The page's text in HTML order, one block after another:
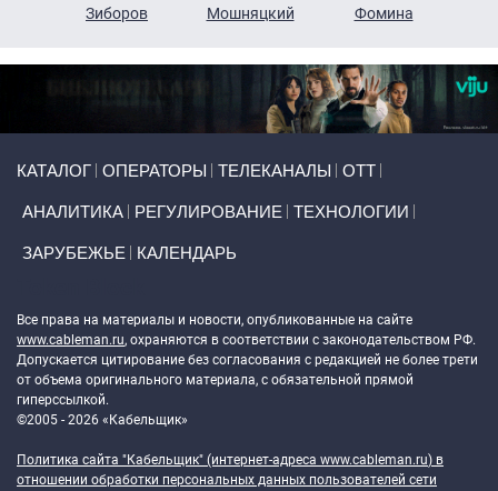
Зиборов
Мошняцкий
Фомина
КАТАЛОГ ОПЕРАТОРЫ ТЕЛЕКАНАЛЫ ОТТ
АНАЛИТИКА РЕГУЛИРОВАНИЕ ТЕХНОЛОГИИ
ЗАРУБЕЖЬЕ КАЛЕНДАРЬ
Все права на материалы и новости, опубликованные на сайте
www.cableman.ru, охраняются в соответствии с законодательством РФ.
Допускается цитирование без согласования с редакцией не более трети
от объема оригинального материала, с обязательной прямой
гиперссылкой.
©2005 - 2026 «Кабельщик»
Политика сайта "Кабельщик" (интернет-адреса www.cableman.ru) в
отношении обработки персональных данных пользователей сети